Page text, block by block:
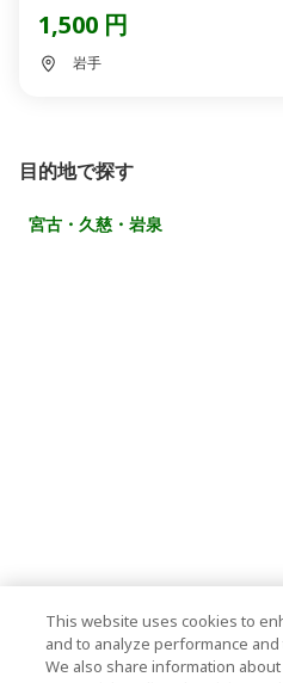
1,500 円
岩手
目的地で探す
宮古・久慈・岩泉
This website uses cookies to
and to analyze performance
We also share information